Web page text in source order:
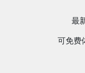
最
可免费